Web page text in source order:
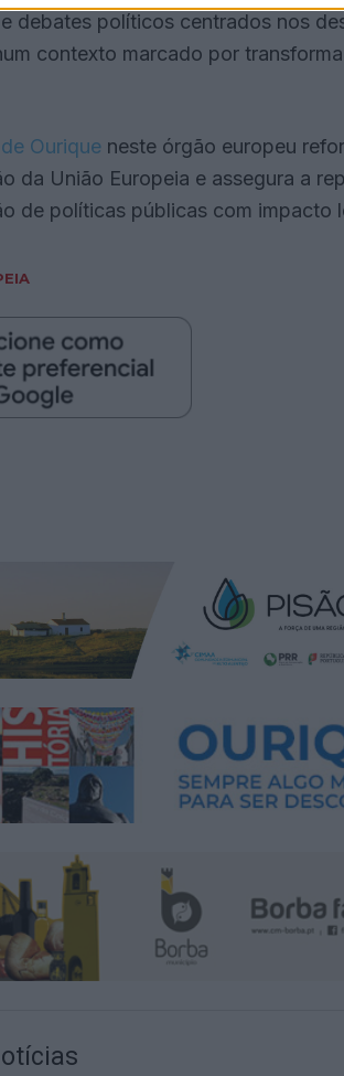
debates políticos centrados nos
contexto marcado por
Ourique neste órgão europeu
da União Europeia e assegura a
de políticas públicas com impacto